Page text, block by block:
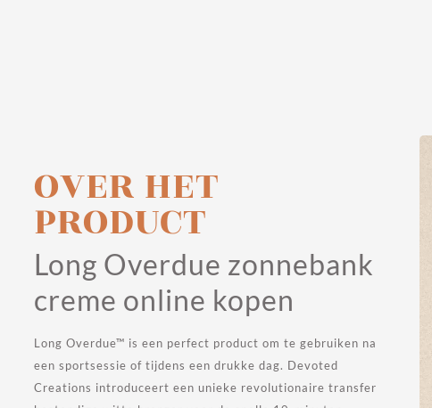
OVER HET
PRODUCT
Long Overdue zonnebank
creme online kopen
Long Overdue™ is een perfect product om te gebruiken na
een sportsessie of tijdens een drukke dag. Devoted
Creations introduceert een unieke revolutionaire transfer